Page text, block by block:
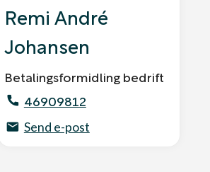
Remi André
Johansen
Betalingsformidling bedrift
46909812
Send e-post